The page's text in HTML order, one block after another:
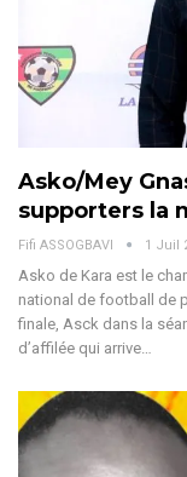
Asko/Mey
supporters la
Fifi ASSOGBAVI 1 Juil
Asko de Kara est le
national de football de
finale, Asck dans la
d’affilée qui arrive…